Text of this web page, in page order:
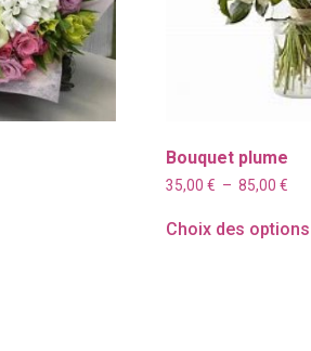
Bouquet plume
35,00 € – 85,00 €
Choix des options